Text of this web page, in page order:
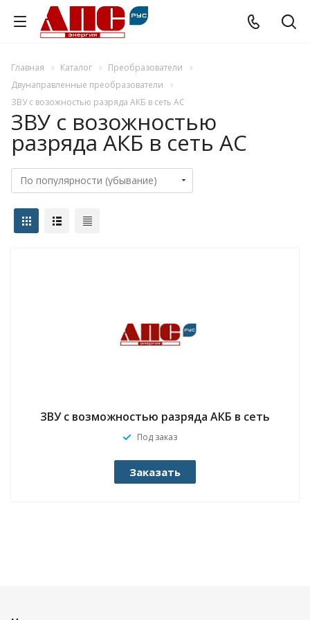
Главная Каталог
Преобразователи
Двунаправленные преобразователи
ЗВУ с возожностью разряда АКБ в сеть AC
ЗВУ с возожностью
разряда АКБ в сеть AC
ЗВУ с возможностью разряда АКБ в сеть
Под заказ
Заказать